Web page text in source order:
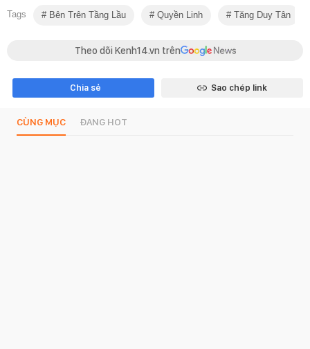
Tags Bên Trên Tầng Lầu Quyền Linh Tăng Duy Tân
Theo dõi Kenh14.vn trên
Chia sẻ Sao chép link
CÙNG MỤC ĐANG HOT